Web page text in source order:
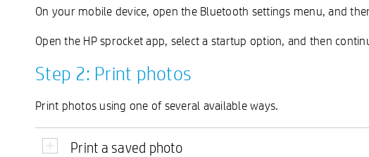
On your mobile device, open the Bluetooth settings menu, and
Open the HP sprocket app, select a startup option, and then
Step 2: Print photos
Print photos using one of several available ways.
Print a saved photo